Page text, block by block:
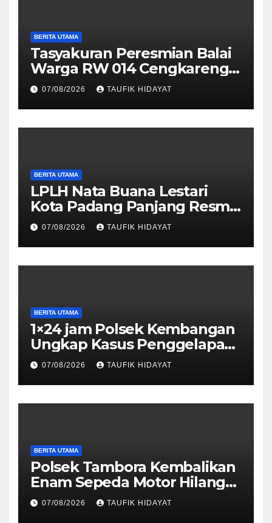
BERITA UTAMA
Tasyakuran Peresmian Balai
Warga RW 014 Cengkareng
Timur, Warga Didorong
Manfaatkan untuk
Musyawarah dan Kegiatan
Sosial
07/08/2026 TAUFIK HIDAYAT
BERITA UTAMA
LPLH Nata Buana Lestari
Kota Padang Panjang Resmi
Dilantik, Diharapkan Perkuat
Sinergi Pelestarian
Lingkungan
07/08/2026 TAUFIK HIDAYAT
BERITA UTAMA
1×24 jam Polsek Kembangan
Ungkap Kasus Penggelapan
Motor Bermodus Kenalan di
Aplikasi Kencan, Pelaku
Dibekuk di Ciputat
07/08/2026 TAUFIK HIDAYAT
BERITA UTAMA
Polsek Tambora Kembalikan
Enam Sepeda Motor Hilang
kepada Pemilik, Wujud Nyata
Pelayanan Presisi Polri
07/08/2026 TAUFIK HIDAYAT